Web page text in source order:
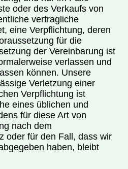
oder des Verkaufs von
vertragliche
eine Verpflichtung, deren
für die
der Vereinbarung ist
verlassen und
können. Unsere
Verletzung einer
Verpflichtung ist
eines üblichen und
für diese Art von
nach dem
oder für den Fall, dass wir
haben, bleibt